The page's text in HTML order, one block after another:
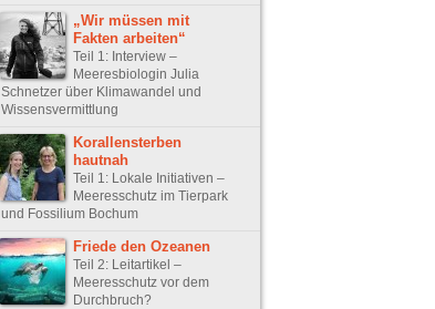
„Wir müssen mit
Fakten arbeiten“
Teil 1: Interview –
Meeresbiologin Julia
Schnetzer über Klimawandel und
Wissensvermittlung
Korallensterben
hautnah
Teil 1: Lokale Initiativen –
Meeresschutz im Tierpark
und Fossilium Bochum
Friede den Ozeanen
Teil 2: Leitartikel –
Meeresschutz vor dem
Durchbruch?